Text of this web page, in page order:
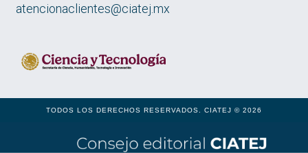
atencionaclientes@ciatej.mx
TODOS LOS DERECHOS RESERVADOS. CIATEJ © 2026